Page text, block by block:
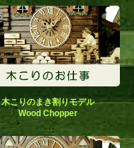
木こりのまき割りモデル
Wood Chopper